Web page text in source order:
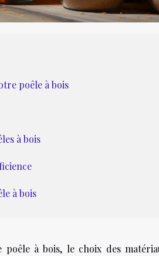
poêle à bois
à bois
à bois
à bois, le choix des